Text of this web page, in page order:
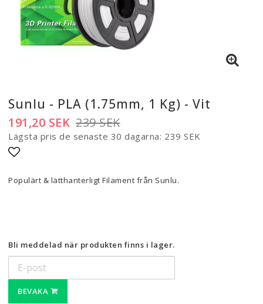
Resin
3D-Pennor & Tillbehör
Sunlu - PLA (1.75mm, 1 Kg) - Vit
239 SEK
191,20 SEK
Lägsta pris de senaste 30 dagarna 239 SEK
Populärt & lätthanterligt Filament från Sunlu.
Bli meddelad när produkten finns i lager.
BEVAKA